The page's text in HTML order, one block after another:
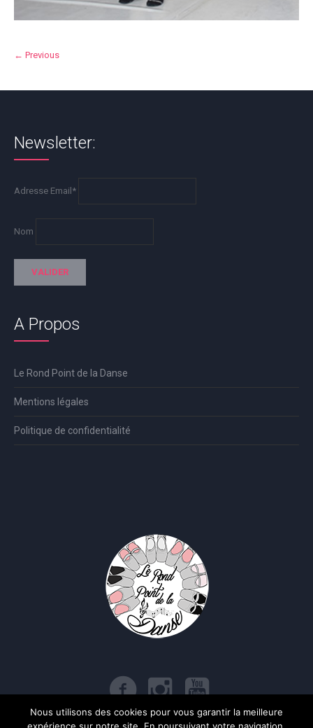
← Previous
Newsletter:
Adresse Email*
Nom
A Propos
Le Rond Point de la Danse
Mentions légales
Politique de confidentialité
Nous utilisons des cookies pour vous garantir la meilleure